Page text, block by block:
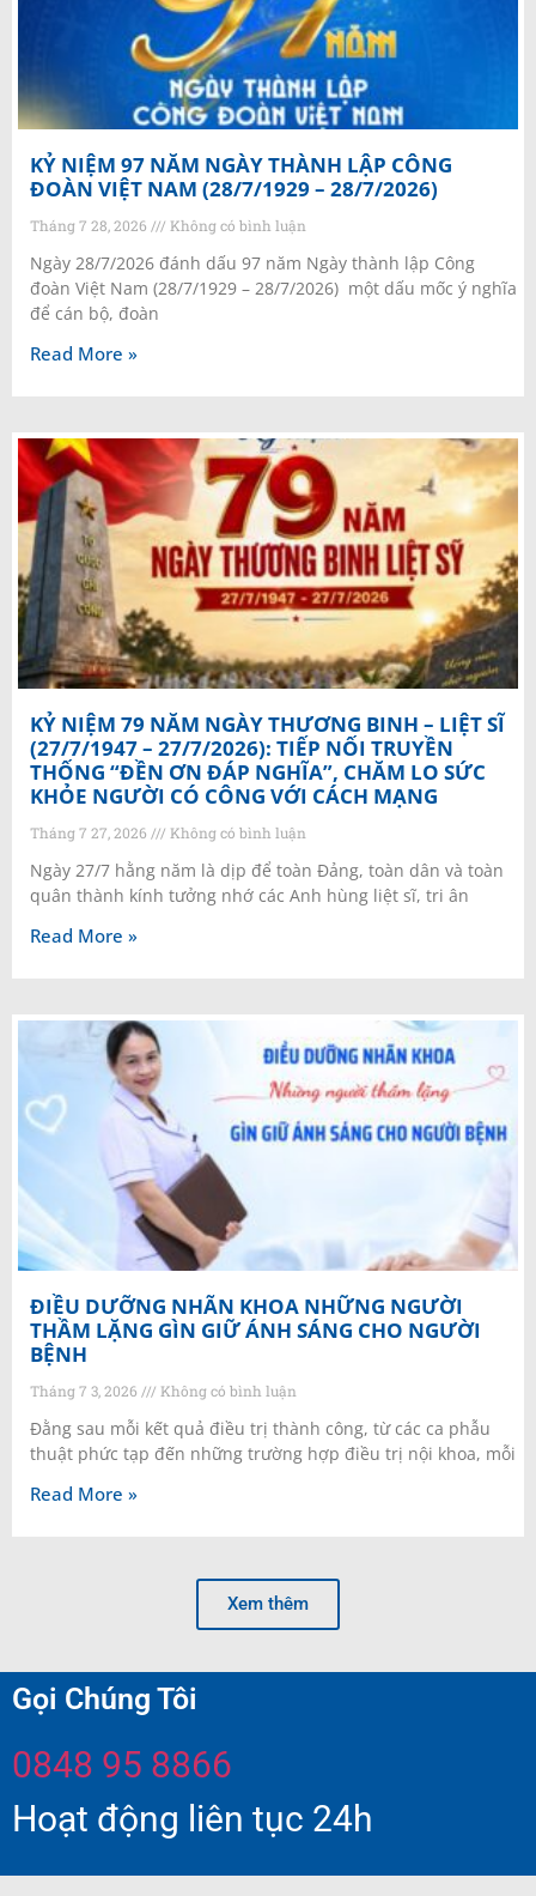
KỶ NIỆM 97 NĂM NGÀY THÀNH LẬP CÔNG
ĐOÀN VIỆT NAM (28/7/1929 – 28/7/2026)
Tháng 7 28, 2026 Không có bình luận
Ngày 28/7/2026 đánh dấu 97 năm Ngày thành lập Công
đoàn Việt Nam (28/7/1929 – 28/7/2026) một dấu mốc ý nghĩa
để cán bộ, đoàn
Read More »
KỶ NIỆM 79 NĂM NGÀY THƯƠNG BINH – LIỆT SĨ
(27/7/1947 – 27/7/2026): TIẾP NỐI TRUYỀN
THỐNG “ĐỀN ƠN ĐÁP NGHĨA”, CHĂM LO SỨC
KHỎE NGƯỜI CÓ CÔNG VỚI CÁCH MẠNG
Tháng 7 27, 2026 Không có bình luận
Ngày 27/7 hằng năm là dịp để toàn Đảng, toàn dân và toàn
quân thành kính tưởng nhớ các Anh hùng liệt sĩ, tri ân
Read More »
ĐIỀU DƯỠNG NHÃN KHOA NHỮNG NGƯỜI
THẦM LẶNG GÌN GIỮ ÁNH SÁNG CHO NGƯỜI
BỆNH
Tháng 7 3, 2026 Không có bình luận
Đằng sau mỗi kết quả điều trị thành công, từ các ca phẫu
thuật phức tạp đến những trường hợp điều trị nội khoa, mỗi
Read More »
Xem thêm
Gọi Chúng Tôi
0848 95 8866
Hoạt động liên tục 24h